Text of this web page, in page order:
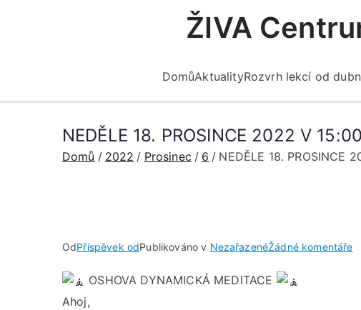
ŽIVA
DomůAktualityRozvrh lekcí od
NEDĚLE 18. PROSINCE 2022 V
Domů 2022 Prosinec 6 NEDĚLE 18. PROSINCE
OdPříspěvek odPublikováno v NezařazenéŽádné komentářeu
OSHOVA DYNAMICKÁ MEDITACE
Ahoj,